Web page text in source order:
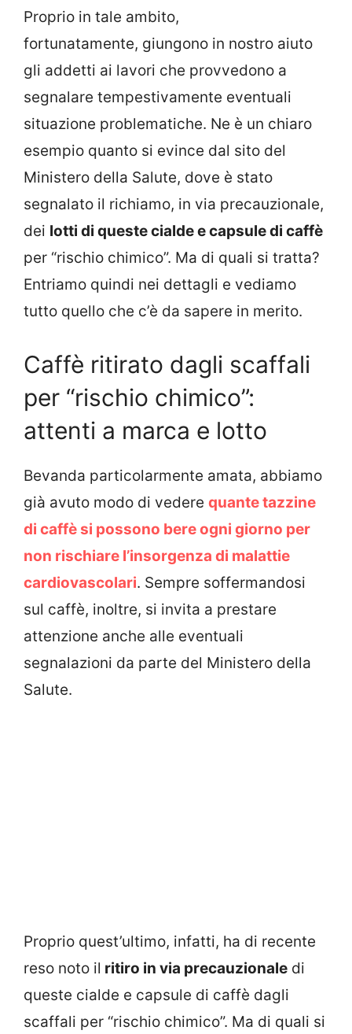
Proprio in tale ambito,
fortunatamente, giungono in nostro aiuto
gli addetti ai lavori che provvedono a
segnalare tempestivamente eventuali
situazione problematiche. Ne è un chiaro
esempio quanto si evince dal sito del
Ministero della Salute, dove è stato
segnalato il richiamo, in via precauzionale,
dei lotti di queste cialde e capsule di caffè
per “rischio chimico”. Ma di quali si tratta?
Entriamo quindi nei dettagli e vediamo
tutto quello che c’è da sapere in merito.
Caffè ritirato dagli scaffali
per “rischio chimico”:
attenti a marca e lotto
Bevanda particolarmente amata, abbiamo
già avuto modo di vedere quante tazzine
di caffè si possono bere ogni giorno per
non rischiare l’insorgenza di malattie
cardiovascolari. Sempre soffermandosi
sul caffè, inoltre, si invita a prestare
attenzione anche alle eventuali
segnalazioni da parte del Ministero della
Salute.
Proprio quest’ultimo, infatti, ha di recente
reso noto il ritiro in via precauzionale di
queste cialde e capsule di caffè dagli
scaffali per “rischio chimico”. Ma di quali si